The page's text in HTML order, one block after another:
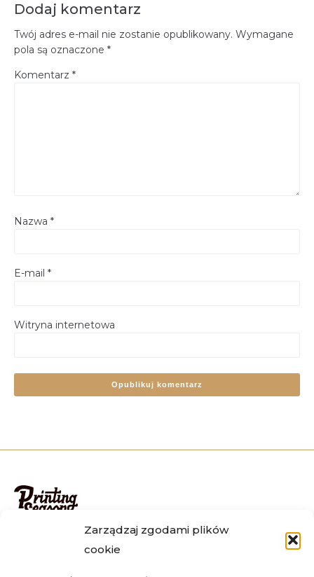
Zarządzaj zgodami plików
cookie
Dodaj komentarz
Twój adres e-mail nie zostanie opublikowany. Wymagane
pola są oznaczone *
Komentarz *
Nazwa *
E-mail *
Witryna internetowa
Warszawie, Krakowie, Wrocławiu, Katowicach, Lublinie,